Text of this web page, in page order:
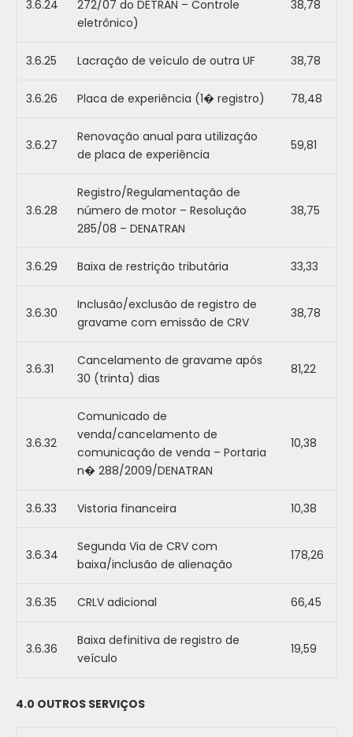
3.6.24
272/07 do DETRAN – Controle
eletrônico)
38,78
3.6.25 Lacração de veículo de outra UF 38,78
3.6.26 Placa de experiência (1� registro) 78,48
3.6.27
Renovação anual para utilização
de placa de experiência
59,81
3.6.28
Registro/Regulamentação de
número de motor – Resolução
285/08 – DENATRAN
38,75
3.6.29 Baixa de restrição tributária 33,33
3.6.30
Inclusão/exclusão de registro de
gravame com emissão de CRV
38,78
3.6.31
Cancelamento de gravame após
30 (trinta) dias
81,22
3.6.32
Comunicado de
venda/cancelamento de
comunicação de venda – Portaria
n� 288/2009/DENATRAN
10,38
3.6.33 Vistoria financeira 10,38
3.6.34
Segunda Via de CRV com
baixa/inclusão de alienação
178,26
3.6.35 CRLV adicional 66,45
3.6.36
Baixa definitiva de registro de
veículo
19,59
4.0 OUTROS SERVIÇOS